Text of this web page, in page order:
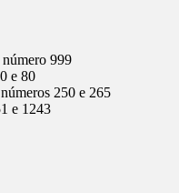
999
e 80
250 e 265
e 1243